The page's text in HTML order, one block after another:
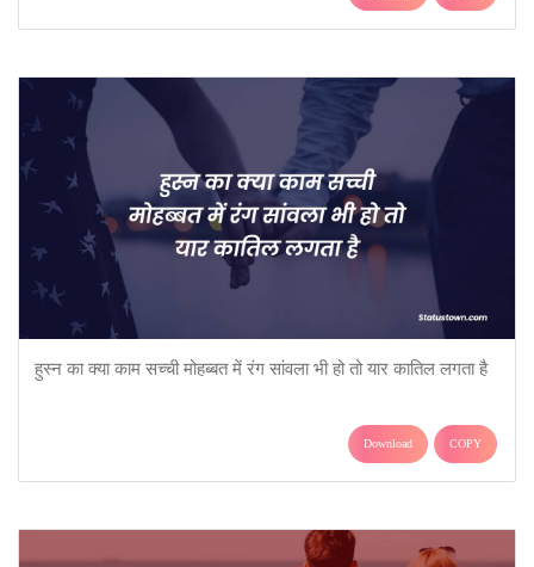
हुस्न का क्या काम सच्ची मोहब्बत में रंग सांवला भी हो तो यार कातिल लगता है
Download COPY